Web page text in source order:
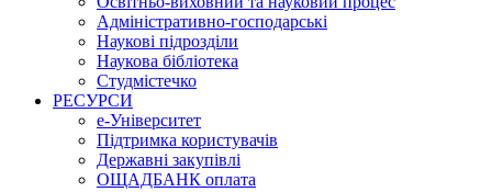
Адміністративно-господарські
Наукові підрозділи
Наукова бібліотека
Студмістечко
РЕСУРСИ
е-Університет
Підтримка користувачів
Державні закупівлі
ОЩАДБАНК оплата